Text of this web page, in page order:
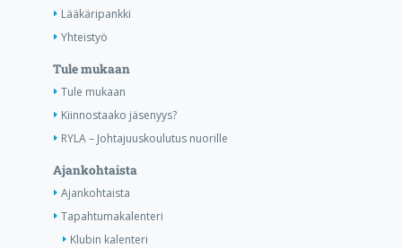
Lääkäripankki
Yhteistyö
Tule mukaan
Tule mukaan
Kiinnostaako jäsenyys?
RYLA – Johtajuuskoulutus nuorille
Ajankohtaista
Ajankohtaista
Tapahtumakalenteri
Klubin kalenteri